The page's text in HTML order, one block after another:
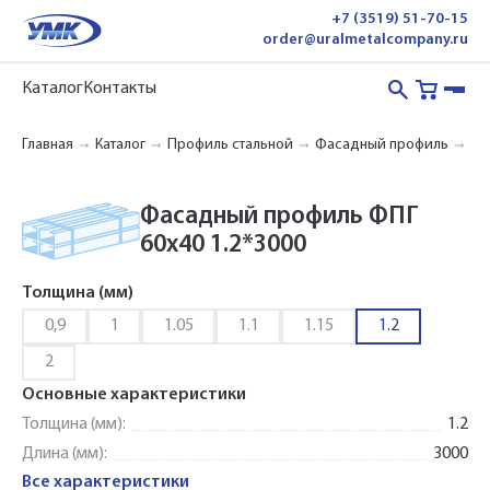
+7 (3519) 51-70-15
order@uralmetalcompany.ru
КаталогКонтакты
Главная Каталог Профиль стальной Фасадный профиль
Фасадный профиль ФПГ
60x40 1.2*3000
Толщина (мм)
0,9
1 1.05 1.1 1.15 1.2
2
Основные характеристики
Толщина (мм):
1.2
Длина (мм):
3000
Все характеристики